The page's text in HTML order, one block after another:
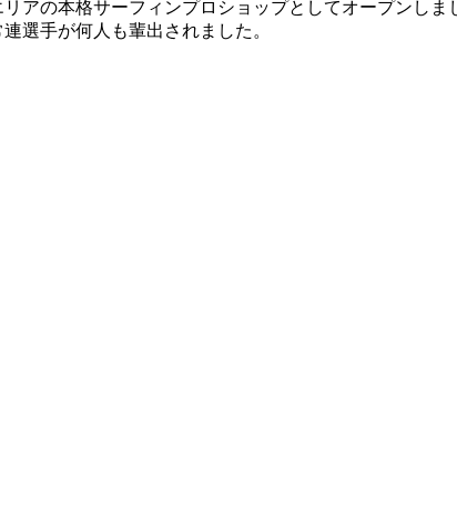
アの本格サーフィンプロショップとしてオープンしま
選手が何人も輩出されました。